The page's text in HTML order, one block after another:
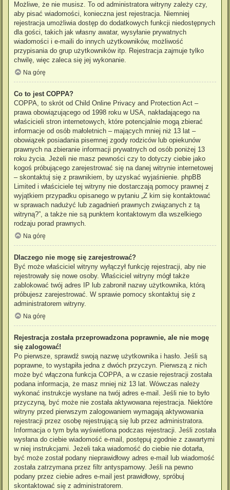
Możliwe, że nie musisz. To od administratora witryny zależy czy,
aby pisać wiadomości, konieczna jest rejestracja. Niemniej
rejestracja umożliwia dostęp do dodatkowych funkcji niedostępnych
dla gości, takich jak własny awatar, wysyłanie prywatnych
wiadomości i e-maili do innych użytkowników, możliwość
przypisania do grup użytkowników itp. Rejestracja zajmuje tylko
chwilę, więc zaleca się jej wykonanie.
Na górę
Co to jest COPPA?
COPPA, to skrót od Child Online Privacy and Protection Act –
prawa obowiązującego od 1998 roku w USA, nakładającego na
właścicieli stron internetowych, które potencjalnie mogą zbierać
informacje od osób małoletnich – mających mniej niż 13 lat –
obowiązek posiadania pisemnej zgody rodziców lub opiekunów
prawnych na zbieranie informacji prywatnych od osób poniżej 13
roku życia. Jeżeli nie masz pewności czy to dotyczy ciebie jako
kogoś próbującego zarejestrować się na danej witrynie internetowej
– skontaktuj się z prawnikiem, by uzyskać wyjaśnienie. phpBB
Limited i właściciele tej witryny nie dostarczają pomocy prawnej z
wyjątkiem przypadku opisanego w pytaniu „Z kim się kontaktować
w sprawach nadużyć lub zagadnień prawnych związanych z tą
witryną?”, a także nie są punktem kontaktowym dla wszelkiego
rodzaju porad prawnych.
Na górę
Dlaczego nie mogę się zarejestrować?
Być może właściciel witryny wyłączył funkcję rejestracji, aby nie
rejestrowały się nowe osoby. Właściciel witryny mógł także
zablokować twój adres IP lub zabronił nazwy użytkownika, którą
próbujesz zarejestrować. W sprawie pomocy skontaktuj się z
administratorem witryny.
Na górę
Rejestracja została przeprowadzona poprawnie, ale nie mogę
się zalogować!
Po pierwsze, sprawdź swoją nazwę użytkownika i hasło. Jeśli są
poprawne, to wystąpiła jedna z dwóch przyczyn. Pierwszą z nich
może być włączona funkcja COPPA, a w czasie rejestracji została
podana informacja, że masz mniej niż 13 lat. Wówczas należy
wykonać instrukcje wysłane na twój adres e-mail. Jeśli nie to było
przyczyną, być może nie została aktywowana rejestracja. Niektóre
witryny przed pierwszym zalogowaniem wymagają aktywowania
rejestracji przez osobę rejestrującą się lub przez administratora.
Informacja o tym była wyświetlona podczas rejestracji. Jeśli została
wysłana do ciebie wiadomość e-mail, postępuj zgodnie z zawartymi
w niej instrukcjami. Jeżeli taka wiadomość do ciebie nie dotarła,
być może został podany nieprawidłowy adres e-mail lub wiadomość
została zatrzymana przez filtr antyspamowy. Jeśli na pewno
podany przez ciebie adres e-mail jest prawidłowy, spróbuj
skontaktować się z administratorem.